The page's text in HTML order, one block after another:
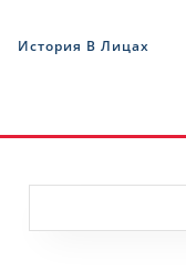
История В Лицах